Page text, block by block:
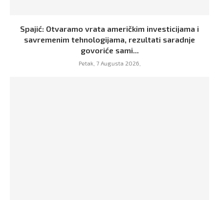
Spajić: Otvaramo vrata američkim investicijama i
savremenim tehnologijama, rezultati saradnje
govoriće sami...
Petak, 7 Augusta 2026,